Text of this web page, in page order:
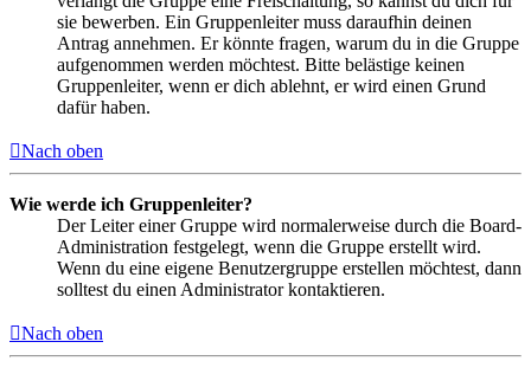
sie bewerben. Ein Gruppenleiter muss daraufhin deinen
Antrag annehmen. Er könnte fragen, warum du in die Gruppe
aufgenommen werden möchtest. Bitte belästige keinen
Gruppenleiter, wenn er dich ablehnt, er wird einen Grund
dafür haben.
Nach oben
Wie werde ich Gruppenleiter?
Der Leiter einer Gruppe wird normalerweise durch die Board-
Administration festgelegt, wenn die Gruppe erstellt wird.
Wenn du eine eigene Benutzergruppe erstellen möchtest, dann
solltest du einen Administrator kontaktieren.
Nach oben